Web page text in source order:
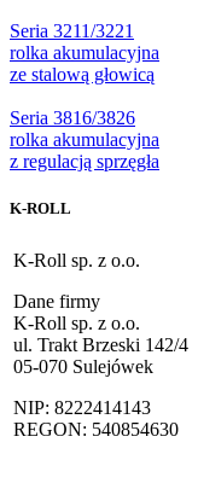
Seria 3211/3221
rolka akumulacyjna
ze stalową głowicą
Seria 3816/3826
rolka akumulacyjna
z regulacją sprzęgła
K-ROLL
K-Roll sp. z o.o.
Dane firmy
K-Roll sp. z o.o.
ul. Trakt Brzeski 142/4
05-070 Sulejówek
NIP: 8222414143
REGON: 540854630